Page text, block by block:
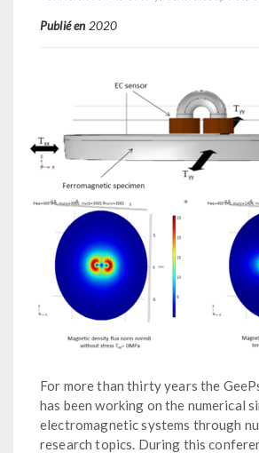
Publié en 2020
For more than thirty years the
has been working on the numerical
electromagnetic systems through
research topics. During this